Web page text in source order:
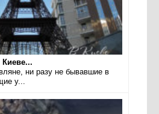
ни разу не бывавшие в
у...